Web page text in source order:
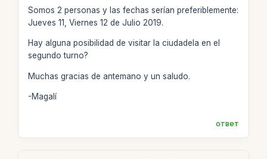
Somos 2 personas y las fechas serían preferiblemente:
Jueves 11, Viernes 12 de Julio 2019.
Hay alguna posibilidad de visitar la ciudadela en el
segundo turno?
Muchas gracias de antemano y un saludo.
-Magalí
ответ